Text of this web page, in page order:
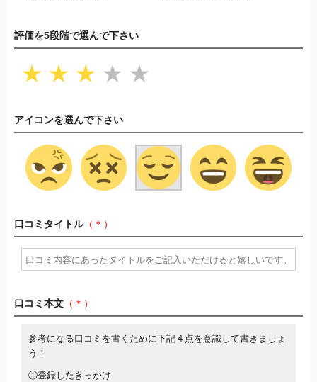
評価を5段階で選んで下さい
★ ★ ★ ★ ★
アイコンを選んで下さい
口コミタイトル（＊）
口コミ本文 （＊）
参考になる口コミを書くために下記４点を意識して書きましょ
う！
①登録したきっかけ